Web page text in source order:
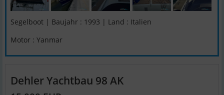
Segelboot | Baujahr : 1993 | Land : Italien
Motor : Yanmar
Dehler Yachtbau 98 AK